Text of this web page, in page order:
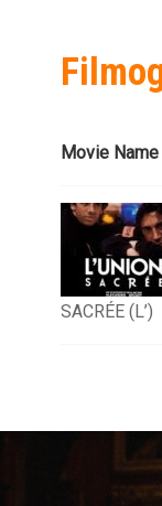
Movie Name
SACRÉE (L’)